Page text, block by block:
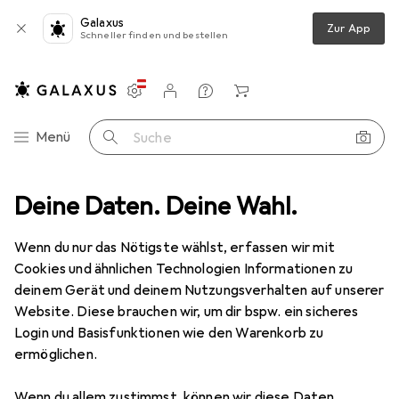
Deine Daten. Deine Wahl.
Wenn du nur das Nötigste wählst, erfassen wir mit
Cookies und ähnlichen Technologien Informationen zu
deinem Gerät und deinem Nutzungsverhalten auf unserer
Website. Diese brauchen wir, um dir bspw. ein sicheres
Login und Basisfunktionen wie den Warenkorb zu
ermöglichen.
Galaxus
Schneller finden und bestellen Zur App
Navigation nach Kategorien
Menü Suche
Einstellungen
Kundenkonto
Vergleichslisten
Merklisten
Warenkorb
Lenker Ritchey WCS Flat 2X Lenker Ø31,8mm +/-5mm 5°
3 Bilder
RitcheyWCS Flat 2X Lenker Ø31,8mm
+/-5mm 5°
EUR
91,78